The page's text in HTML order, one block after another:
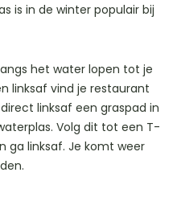
is in de winter populair bij
het water lopen tot je
linksaf vind je restaurant
linksaf een graspad in
Volg dit tot een T-
ga linksaf. Je komt weer